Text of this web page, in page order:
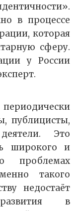
в процессе
которая
сферу.
у России
публицисты,
Это
широкого и
проблемах
такого
недостаёт
в